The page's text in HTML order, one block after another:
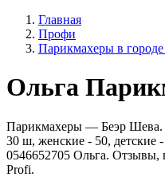
Главная
Профи
Парикмахеры в
Ольга
Парикмахеры — Беэр Шева.
30 ш, женские - 50, детские
0546652705 Ольга. Отзывы,
Profi.